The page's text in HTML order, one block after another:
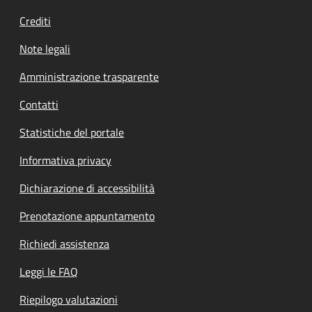
Crediti
Note legali
Amministrazione trasparente
Contatti
Statistiche del portale
Informativa privacy
Dichiarazione di accessibilità
Prenotazione appuntamento
Richiedi assistenza
Leggi le FAQ
Riepilogo valutazioni